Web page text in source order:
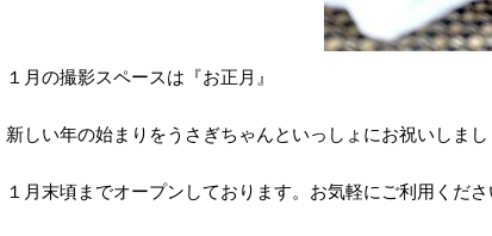
１月の撮影スペースは『お正月』
新しい年の始まりをうさぎちゃんといっしょにお祝いしまし
１月末頃までオープンしております。お気軽にご利用くだ